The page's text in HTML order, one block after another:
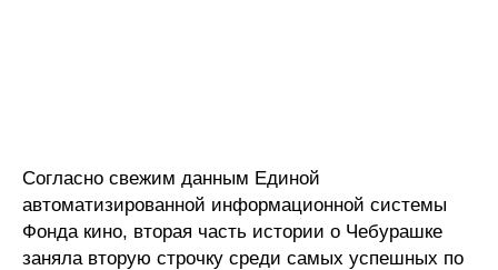
Согласно свежим данным Единой
автоматизированной информационной системы
Фонда кино, вторая часть истории о Чебурашке
заняла вторую строчку среди самых успешных по